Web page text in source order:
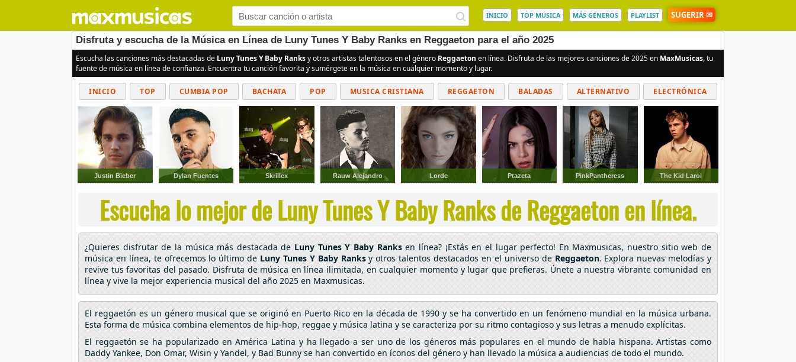
INICIO TOP MÚSICA MÁS GÉNEROS PLAYLIST SUGERIR ✉
Disfruta y escucha de la Música en Línea de Luny Tunes Y Baby Ranks en Reggaeton para el año 2025
Escucha las canciones más destacadas de Luny Tunes Y Baby Ranksy otros artistas talentosos en el género Reggaeton en línea. Disfruta de las mejores canciones de 2025 en MaxMusicas, tu
fuente de música en línea de confianza. Encuentra tu canción favorita y sumérgete en la música en cualquier momento y lugar.
INICIO TOP CUMBIA POP BACHATA POP MUSICA CRISTIANA REGGAETON BALADAS ALTERNATIVO ELECTRÓNICA
CUMBIAS
Justin Bieber Dylan Fuentes Skrillex Rauw Alejandro Lorde Ptazeta PinkPantheress The Kid Laroi
Escucha lo mejor de Luny Tunes Y Baby Ranks de Reggaeton en línea.
¿Quieres disfrutar de la música más destacada de Luny Tunes Y Baby Ranksen línea? ¡Estás en el lugar perfecto! En Maxmusicas, nuestro sitio web de
música en línea, te ofrecemos lo último de Luny Tunes Y Baby Ranksy otros talentos destacados en el universo de Reggaeton. Explora nuevas melodías y
revive tus favoritas del pasado. Disfruta de música en línea ilimitada, en cualquier momento y lugar que prefieras. Únete a nuestra vibrante comunidad en
línea y vive la mejor experiencia musical del año 2025 en Maxmusicas.
El reggaetón es un género musical que se originó en Puerto Rico en la década de 1990 y se ha convertido en un fenómeno mundial en la música urbana.
Esta forma de música combina elementos de hip-hop, reggae y música latina y se caracteriza por su ritmo contagioso y sus letras a menudo explícitas.
El reggaetón se ha popularizado en América Latina y ha llegado a ser uno de los géneros más populares en el mundo de habla hispana. Artistas como
Daddy Yankee, Don Omar, Wisin y Yandel, y Bad Bunny se han convertido en íconos del género y han llevado la música a audiencias de todo el mundo.